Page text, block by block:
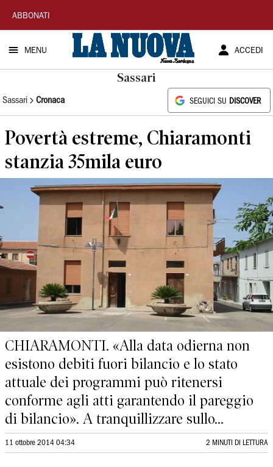
La
Nuova
Sardegna
ABBONATI
MENU ACCEDI
Sassari
Sassari Cronaca SEGUICI SU DISCOVER
Povertà estreme, Chiaramonti
stanzia 35mila euro
CHIARAMONTI. «Alla data odierna non
esistono debiti fuori bilancio e lo stato
attuale dei programmi può ritenersi
conforme agli atti garantendo il pareggio
di bilancio». A tranquillizzare sullo...
11 ottobre 2014 04:34 2 MINUTI DI LETTURA